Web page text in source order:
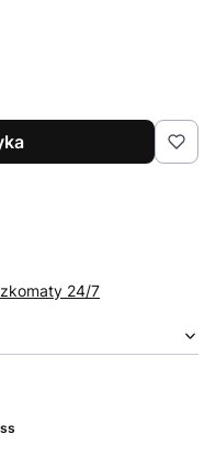
24/7